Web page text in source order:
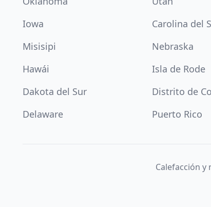
Iowa
Carolina del
Misisipi
Nebraska
Hawái
Isla de Rode
Dakota del Sur
Distrito de
Delaware
Puerto Rico
Calefacción